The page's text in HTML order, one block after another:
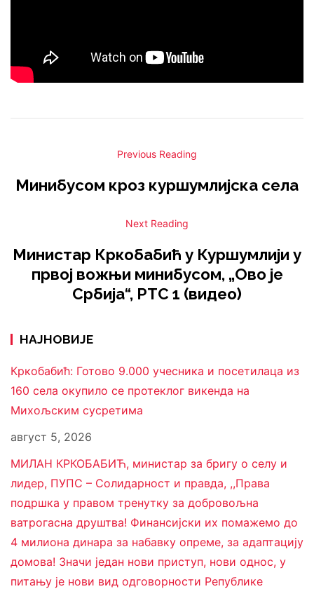
Previous Reading
Минибусом кроз куршумлијска села
Next Reading
Министар Кркобабић у Куршумлији у
првој вожњи минибусом, „Ово је
Србија“, РТС 1 (видео)
НАЈНОВИЈЕ
Кркобабић: Готово 9.000 учесника и посетилаца из
160 села окупило се протеклог викенда на
Михољским сусретима
август 5, 2026
МИЛАН КРКОБАБИЋ, министар за бригу о селу и
лидер, ПУПС – Солидарност и правда, ,,Права
подршка у правом тренутку за добровољна
ватрогасна друштва! Финансијски их помажемо до
4 милиона динара за набавку опреме, за адаптацију
домова! Значи један нови приступ, нови однос, у
питању је нови вид одговорности Републике